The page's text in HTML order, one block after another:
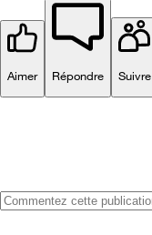
Aimer Répondre Suivre